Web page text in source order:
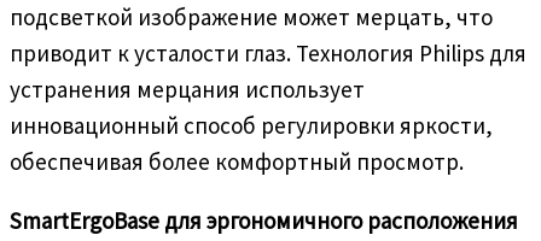
подсветкой изображение может мерцать, что
приводит к усталости глаз. Технология Philips для
устранения мерцания использует
инновационный способ регулировки яркости,
обеспечивая более комфортный просмотр.
SmartErgoBase для эргономичного расположения